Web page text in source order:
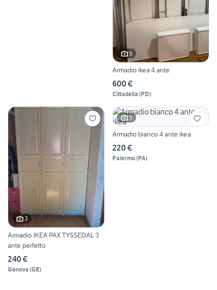
5
Armadio ikea 4 ante
600 €
Cittadella (PD)
3
Armadio IKEA PAX TYSSEDAL 3
ante perfetto
240 €
Genova (GE)
5
Armadio bianco 4 ante ikea
220 €
Palermo(PA)